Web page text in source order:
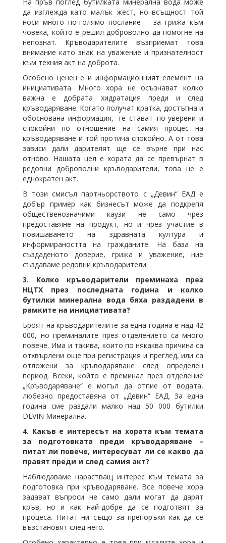
да изглежда като малък жест, но всъщност той
носи много по-голямо послание – за грижа към
човека, който е решил доброволно да помогне на
непознат. Кръводарителите възприемат това
внимание като знак на уважение и признателност
към техния акт на доброта.
Особено ценен е и информационният елемент на
инициативата. Много хора не осъзнават колко
важна е добрата хидратация преди и след
кръводаряване. Когато получат кратка, достъпна и
обоснована информация, те стават по-уверени и
спокойни по отношение на самия процес на
кръводаряване и той протича спокойно. А от това
зависи дали дарителят ще се върне при нас
отново. Нашата цел е хората да се превърнат в
редовни доброволни кръводарители, това не е
еднократен акт.
В този смисъл партньорството с „Девин“ ЕАД е
добър пример как бизнесът може да подкрепя
общественозначими каузи не само чрез
предоставяне на продукт, но и чрез участие в
повишаването на здравната култура и
информираността на гражданите. На база на
създаденото доверие, грижа и уважение, ние
създаваме редовни кръводарители.
3. Колко кръводарители преминаха през
НЦТХ през последната година и колко
бутилки минерална вода бяха раздадени в
рамките на инициативата?
Броят на кръводарителите за една година е над 42
000, но преминалите през отделението са много
повече. Има и такива, които по някаква причина са
отхвърлени още при регистрация и преглед, или са
отложени за кръводаряване след определен
период. Всеки, който е преминал през отделение
„Кръводаряване“ е могъл да отпие от водата,
любезно предоставяна от „Девин“ ЕАД. За една
година сме раздали малко над 50 000 бутилки
DEVIN Минерална.
4. Какъв е интересът на хората към темата
за подготовката преди кръводаряване –
питат ли повече, интересуват ли се какво да
правят преди и след самия акт?
Наблюдаваме нарастващ интерес към темата за
подготовка при кръводаряване. Все повече хора
задават въпроси не само дали могат да дарят
кръв, но и как най-добре да се подготвят за
процеса. Питат ни също за препоръки как да се
възстановят след него.